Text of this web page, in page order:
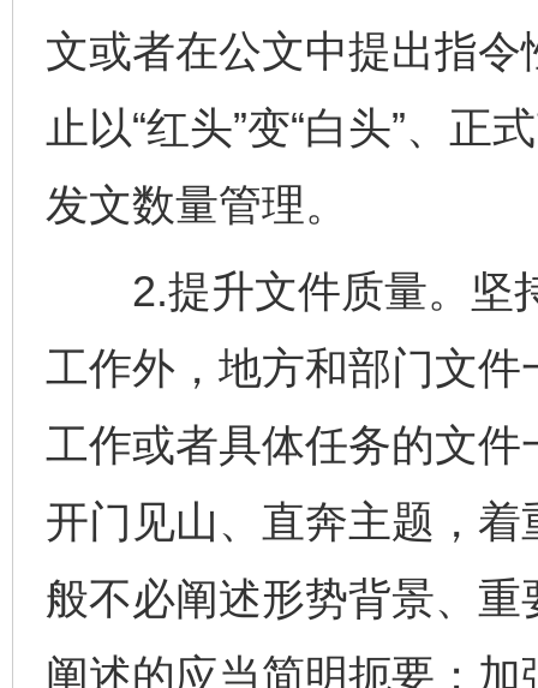
文或者在公文中提出指
止以“红头”变“白头”、
发文数量管理。
2.提升文件质量。坚持
工作外，地方和部门文
工作或者具体任务的文
开门见山、直奔主题，
般不必阐述形势背景、
阐述的应当简明扼要；